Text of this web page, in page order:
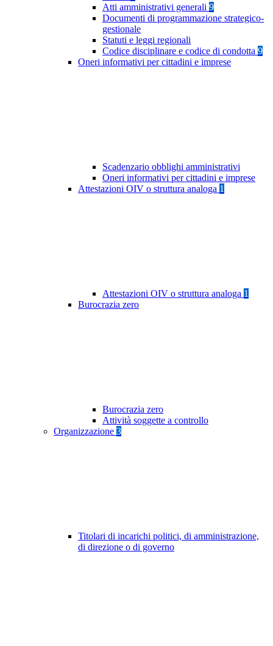
Atti amministrativi generali 9
Documenti di programmazione strategico-
gestionale
Statuti e leggi regionali
Codice disciplinare e codice di condotta 9
Oneri informativi per cittadini e imprese
Scadenzario obblighi amministrativi
Oneri informativi per cittadini e imprese
Attestazioni OIV o struttura analoga 1
Attestazioni OIV o struttura analoga 1
Burocrazia zero
Burocrazia zero
Attività soggette a controllo
Organizzazione 3
Titolari di incarichi politici, di amministrazione,
di direzione o di governo